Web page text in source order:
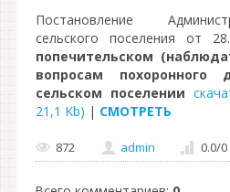
Постановление
сельского поселения от
попечительском
вопросам похоронного
сельском поселении
21,1 Kb) | СМОТРЕТЬ
872 admin 0.0/0